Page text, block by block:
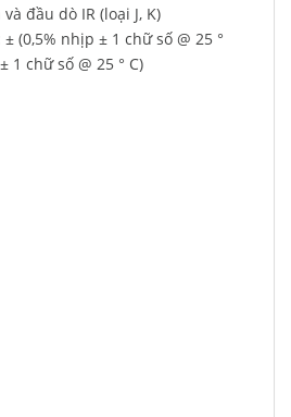
đầu dò IR (loại J, K)
(0,5% nhịp ± 1 chữ số @ 25 °
1 chữ số @ 25 ° C)